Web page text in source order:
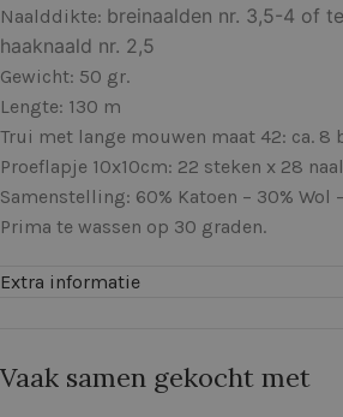
Naalddikte: breinaalden nr. 3,5-4 of
haaknaald nr. 2,5
Gewicht: 50 gr.
Lengte: 130 m
Trui met lange mouwen maat 42: ca. 8
Proeflapje 10x10cm: 22 steken x 28
Samenstelling: 60% Katoen – 30% Wol
Prima te wassen op 30 graden.
Extra informatie
Vaak samen gekocht met